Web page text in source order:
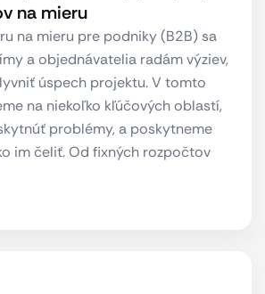
na mieru
na mieru pre podniky (B2B) sa
a objednávatelia radám výziev,
úspech projektu. V tomto
na niekoľko kľúčových oblastí,
problémy, a poskytneme
im čeliť. Od fixných rozpočtov